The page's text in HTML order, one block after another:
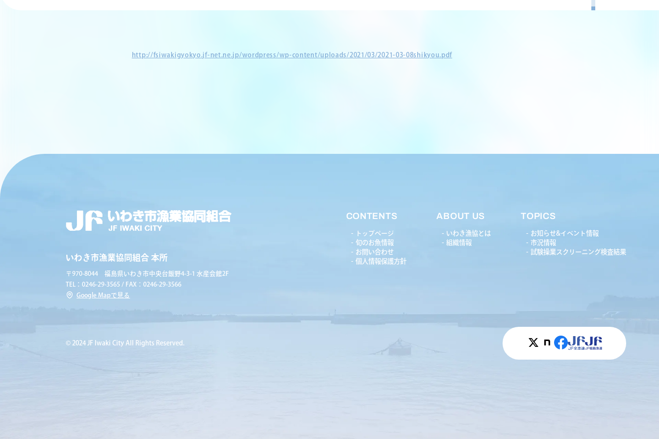
http://fsiwakigyokyo.jf-net.ne.jp/wordpress/wp-content/uploads/2021/03/2021-03-08shikyou.pdf
いわき市漁業協同組合 本所
〒970-8044 福島県いわき市中央台飯野4-3-1 水産会館2F
TEL：0246-29-3565 / FAX：0246-29-3566
Google Mapで見る
CONTENTS
トップページ
旬のお魚情報
お問い合わせ
個人情報保護方針
ABOUT US
いわき漁協とは
組織情報
TOPICS
お知らせ&イベント情報
市況情報
試験操業スクリーニング検査結果
© 2024 JF Iwaki City All Rights Reserved.